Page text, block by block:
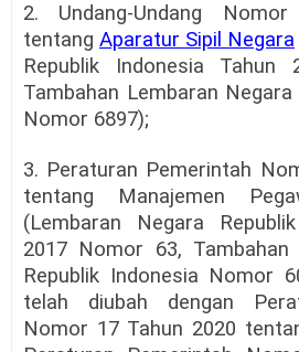
2. Undang-Undang
tentang Aparatur Sipil Negara
Republik Indonesia Tahun
Tambahan Lembaran
Nomor 6897);
3. Peraturan Pemerintah
tentang Manajemen
(Lembaran Negara
2017 Nomor 63, Tambahan
Republik Indonesia Nomor
telah diubah dengan
Nomor 17 Tahun 2020